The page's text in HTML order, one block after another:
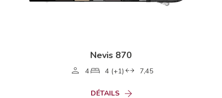
Nevis 870
4 4 (+1) 7,45
DÉTAILS